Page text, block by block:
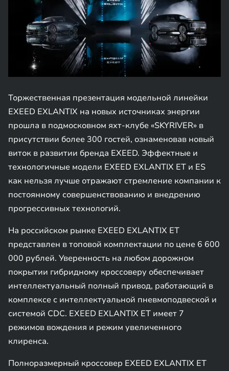
Торжественная презентация модельной линейки
EXEED EXLANTIX на новых источниках энергии
прошла в подмосковном яхт-клубе «SKYRIVER» в
присутствии более 300 гостей, ознаменовав новый
виток в развитии бренда EXEED. Эффектные и
технологичные модели EXEED EXLANTIX ET и ES
как нельзя лучше отражают стремление компании к
постоянному совершенствованию и внедрению
прогрессивных технологий.
На российском рынке EXEED EXLANTIX ET
представлен в топовой комплектации по цене 6 600
000 рублей. Уверенность на любом дорожном
покрытии гибридному кроссоверу обеспечивает
интеллектуальный полный привод, работающий в
комплексе с интеллектуальной пневмоподвеской и
системой CDC. EXEED EXLANTIX ET имеет 7
режимов вождения и режим увеличенного
клиренса.
Полноразмерный кроссовер EXEED EXLANTIX ET